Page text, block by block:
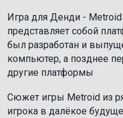
Игра для Денди -
представляет собой
был разработан и
компьютер, а позднее
другие платформы
Сюжет игры Metroid из
игрока в далёкое